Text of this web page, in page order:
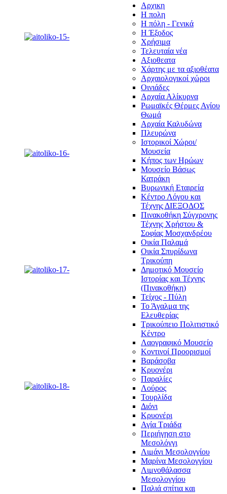
Αρχικη
Η πολη
Η πόλη - Γενικά
Η Έξοδος
Χρήσιμα
Τελευταία νέα
Αξιοθεατα
Χάρτης με τα αξιοθέατα
Αρχαιολογικοί χώροι
Οινιάδες
Αρχαία Αλίκυρνα
Ρωμαϊκές Θέρμες Αγίου
Θωμά
Αρχαία Καλυδώνα
Πλευρώνα
Ιστορικοί Χώροι/
Μουσεία
Κήπος των Ηρώων
Μουσείο Βάσως
Κατράκη
Βυρωνική Εταιρεία
Κέντρο Λόγου και
Τέχνης ΔΙΕΞΟΔΟΣ
Πινακοθήκη Σύγχρονης
Τέχνης Χρήστου &
Σοφίας Μοσχανδρέου
Οικία Παλαμά
Οικία Σπυρίδωνα
Τρικούπη
Δημοτικό Μουσείο
Ιστορίας και Τέχνης
(Πινακοθήκη)
Τείχος - Πύλη
Το Άγαλμα της
Ελευθερίας
Τρικούπειο Πολιτιστικό
Κέντρο
Λαογραφικό Μουσείο
Κοντινοί Προορισμοί
Βαράσοβα
Κρυονέρι
Παραλίες
Λούρος
Τουρλίδα
Διόνι
Κρυονέρι
Αγία Τριάδα
Περιήγηση στο
Μεσολόγγι
Λιμάνι Μεσολογγίου
Μαρίνα Μεσολογγίου
Λιμνοθάλασσα
Μεσολογγίου
Παλιά σπίτια και